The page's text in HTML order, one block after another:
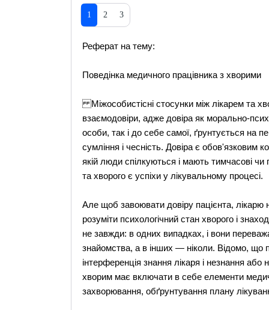
1 2 3
Реферат на тему:
Поведінка медичного працівника з хворими
Міжособистісні стосунки між лікарем та
взаємодовіри, адже довіра як морально-
особи, так і до себе самої, ґрунтується на
сумління і чесність. Довіра є обов'язковим
якій люди спілкуються і мають тимчасові чи
та хворого є успіхи у лікувальному процесі.
Але щоб завоювати довіру пацієнта, лікарю
розуміти психологічний стан хворого і
не завжди: в одних випадках, і вони
знайомства, а в інших — ніколи. Відомо, що
інтерференція знання лікаря і незнання
хворим має включати в себе елементи
захворювання, обґрунтування плану